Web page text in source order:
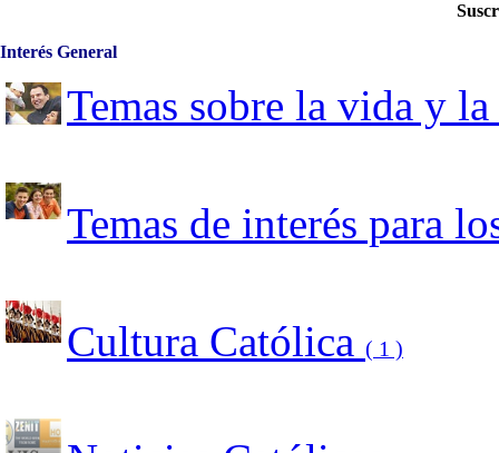
Interés General
Temas sobre la vida y
Temas de interés para
Cultura Católica ( 1 )